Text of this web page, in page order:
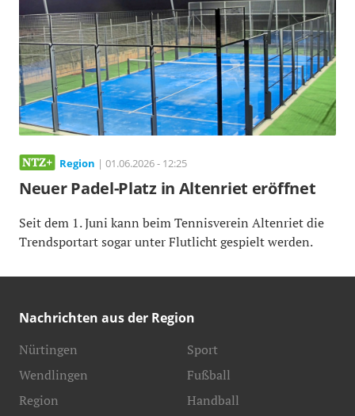
Region | 01.06.2026 - 12:25
Neuer Padel-Platz in Altenriet eröffnet
Seit dem 1. Juni kann beim Tennisverein Altenriet die
Trendsportart sogar unter Flutlicht gespielt werden.
Nachrichten aus der Region
Nürtingen
Wendlingen
Region
Sport
Fußball
Handball